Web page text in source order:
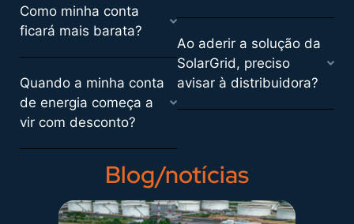
Como minha conta
ficará mais barata?
Quando a minha conta
de energia começa a
vir com desconto?
Ao aderir a solução da
SolarGrid, preciso
avisar à distribuidora?
Blog/notícias